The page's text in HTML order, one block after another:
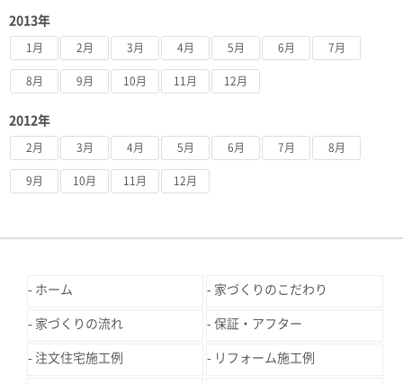
2013年
1月 2月 3月 4月 5月 6月 7月
8月 9月 10月 11月 12月
2012年
2月 3月 4月 5月 6月 7月 8月
9月 10月 11月 12月
ホーム 家づくりのこだわり
家づくりの流れ 保証・アフター
注文住宅施工例 リフォーム施工例